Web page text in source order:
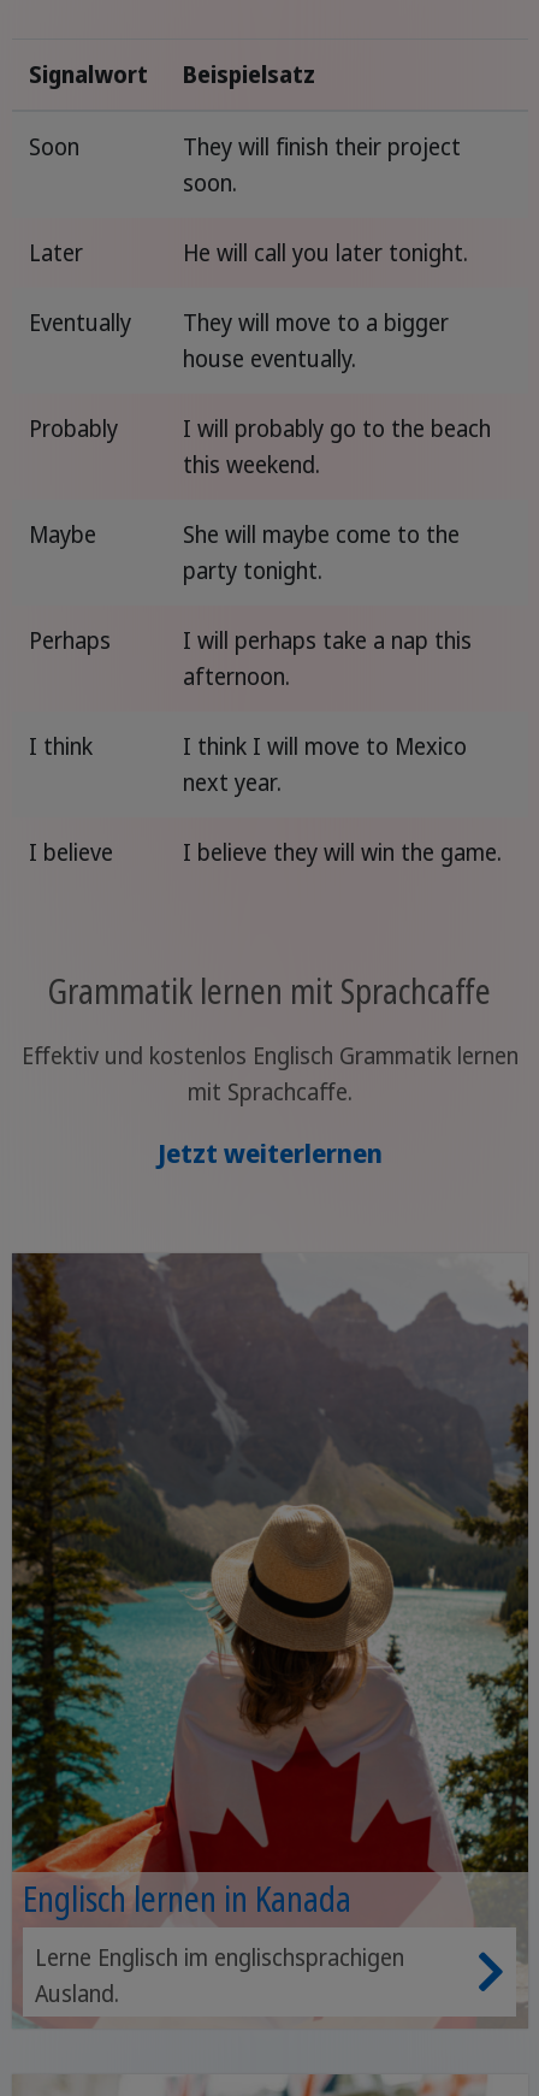
Signalwort Beispielsatz
Soon
They will finish their project
soon.
Later He will call you later tonight.
Eventually
They will move to a bigger
house eventually.
Probably
I will probably go to the beach
this weekend.
Maybe
She will maybe come to the
party tonight.
Perhaps
I will perhaps take a nap this
afternoon.
I think
I think I will move to Mexico
next year.
I believe I believe they will win the game.
Grammatik lernen mit Sprachcaffe
Effektiv und kostenlos Englisch Grammatik lernen
mit Sprachcaffe.
Jetzt weiterlernen
Englisch lernen in Kanada
Lerne Englisch im englischsprachigen
Ausland.